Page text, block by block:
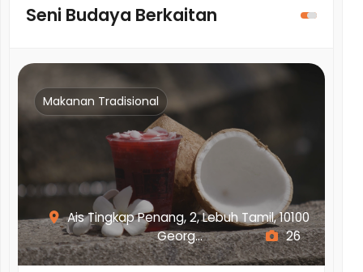
Seni Budaya Berkaitan
Ais Tingkap Penang, 2, Lebuh Tamil, 10100
Georg...
Makanan Tradisional
26